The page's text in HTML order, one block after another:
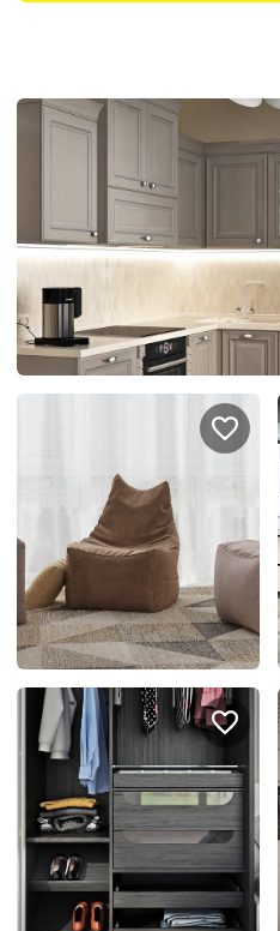
Портфолио проектов
Галерея
интерьеров
Найдите своё
вдохновение
Правило мокрых рук: как
спроектировать мебель в
ванной, чтобы не открывать
ящики сто раз
5
Услуги
Дизайн-проект